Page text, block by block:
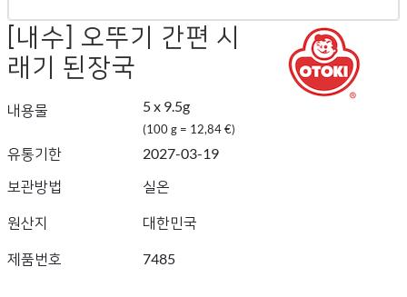
[내수] 오뚜기 간편 시
래기 된장국
내용물 5 x 9.5g
(100 g = 12,84 €)
유통기한
2027-03-19
보관방법
실온
원산지 대한민국
제품번호 7485